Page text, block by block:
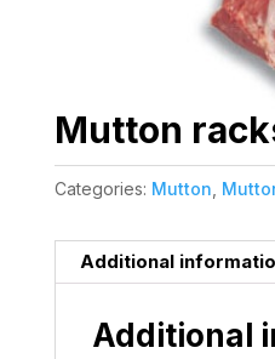
Mutton
Categories: Mutton
Additional
Additional